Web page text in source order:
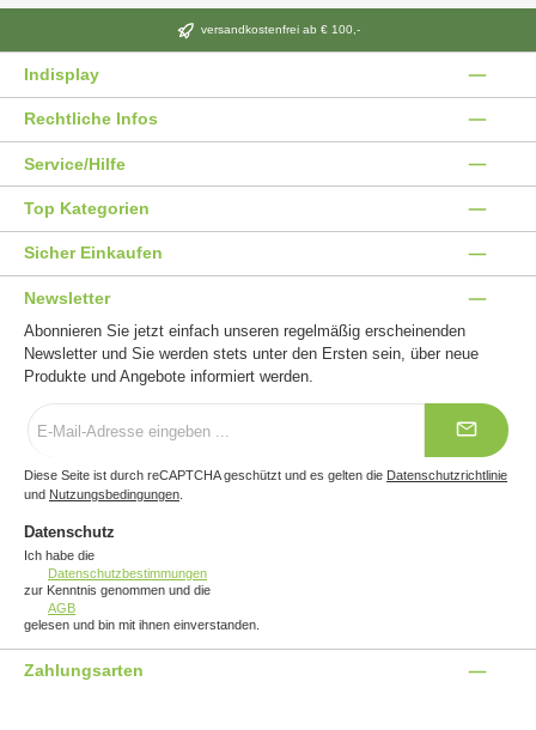
versandkostenfrei ab € 100,-
Indisplay
Rechtliche Infos
Service/Hilfe
Top Kategorien
Sicher Einkaufen
Newsletter
Abonnieren Sie jetzt einfach unseren regelmäßig erscheinenden
Newsletter und Sie werden stets unter den Ersten sein, über neue
Produkte und Angebote informiert werden.
Mail-
Diese Seite ist durch reCAPTCHA geschützt und es gelten die Datenschutzrichtlinie
und Nutzungsbedingungen
Datenschutz
Ich habe die
Datenschutzbestimmungen
zur Kenntnis genommen und die
AGB
gelesen und bin mit ihnen einverstanden.
Zahlungsarten